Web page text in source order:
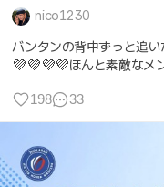
nico1230
バンタンの背中ずっと追
💜💜💜💜ほんと素敵なメ
198 33